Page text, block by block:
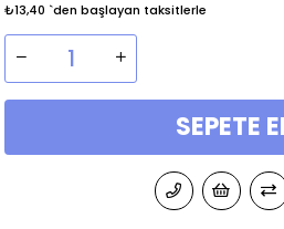
₺13,40 `den başlayan taksitlerle